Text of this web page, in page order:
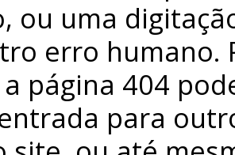
ou uma
erro humano.
página 404
para